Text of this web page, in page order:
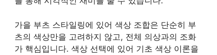
가을 부츠 스타일링에 있어 색상 조합은 단순히 부
츠의 색상만을 고려하지 않고, 전체 의상과의 조화
가 핵심입니다. 색상 선택에 있어 기초 색상 이론을